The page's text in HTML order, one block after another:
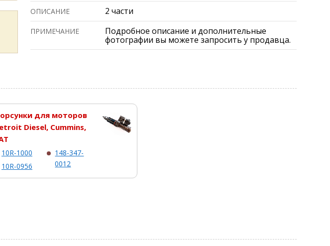
ОПИСАНИЕ 2 части
ПРИМЕЧАНИЕ
Подробное описание и дополнительные
фотографии вы можете запросить у продавца.
для моторов
Diesel, Cummins,
10R-1000
10R-0956
148-347-
0012